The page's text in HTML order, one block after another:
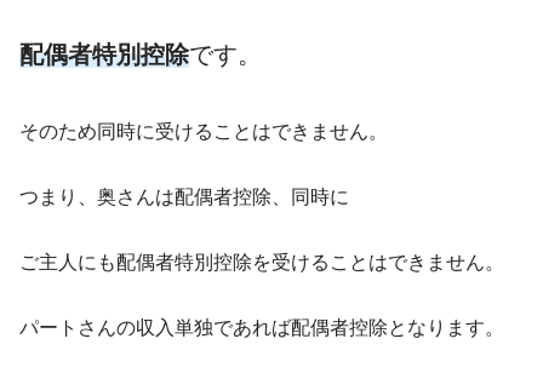
配偶者特別控除です。
そのため同時に受けることはできません。
つまり、奥さんは配偶者控除、同時に
ご主人にも配偶者特別控除を受けることはできません。
パートさんの収入単独であれば配偶者控除となります。